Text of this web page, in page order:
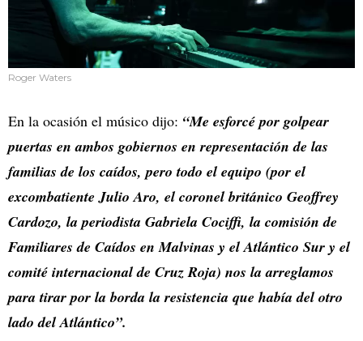
Roger Waters
En la ocasión el músico dijo: “Me esforcé por golpear
puertas en ambos gobiernos en representación de las
familias de los caídos, pero todo el equipo (por el
excombatiente Julio Aro, el coronel británico Geoffrey
Cardozo, la periodista Gabriela Cociffi, la comisión de
Familiares de Caídos en Malvinas y el Atlántico Sur y el
comité internacional de Cruz Roja) nos la arreglamos
para tirar por la borda la resistencia que había del otro
lado del Atlántico”.